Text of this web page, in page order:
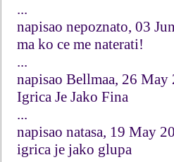
...
napisao nepoznato, 03
ma ko ce me naterati!
...
napisao Bellmaa, 26 May
Igrica Je Jako Fina
...
napisao natasa, 19 May
igrica je jako glupa